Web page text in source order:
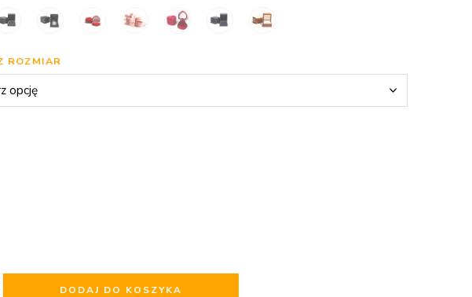
ROZMIAR
DODAJ DO KOSZYKA